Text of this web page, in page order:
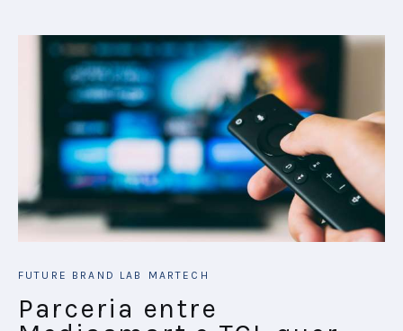
FUTURE BRAND LAB MARTECH
Parceria entre